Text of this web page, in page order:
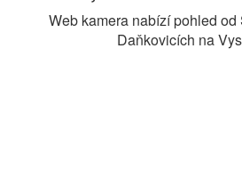
Web kamera nabízí pohled
Daňkovicích na